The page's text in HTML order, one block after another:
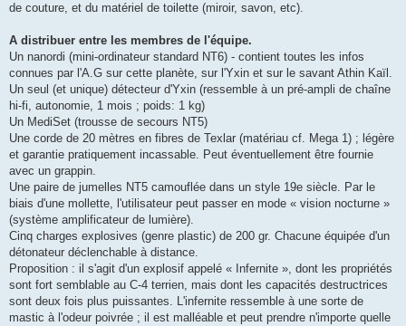
de couture, et du matériel de toilette (miroir, savon, etc).
A distribuer entre les membres de l'équipe.
Un nanordi (mini-ordinateur standard NT6) - contient toutes les infos
connues par l'A.G sur cette planète, sur l'Yxin et sur le savant Athin Kaïl.
Un seul (et unique) détecteur d'Yxin (ressemble à un pré-ampli de chaîne
hi-fi, autonomie, 1 mois ; poids: 1 kg)
Un MediSet (trousse de secours NT5)
Une corde de 20 mètres en fibres de Texlar (matériau cf. Mega 1) ; légère
et garantie pratiquement incassable. Peut éventuellement être fournie
avec un grappin.
Une paire de jumelles NT5 camouflée dans un style 19e siècle. Par le
biais d'une mollette, l'utilisateur peut passer en mode « vision nocturne »
(système amplificateur de lumière).
Cinq charges explosives (genre plastic) de 200 gr. Chacune équipée d'un
détonateur déclenchable à distance.
Proposition : il s'agit d'un explosif appelé « Infernite », dont les propriétés
sont fort semblable au C-4 terrien, mais dont les capacités destructrices
sont deux fois plus puissantes. L'infernite ressemble à une sorte de
mastic à l'odeur poivrée ; il est malléable et peut prendre n'importe quelle